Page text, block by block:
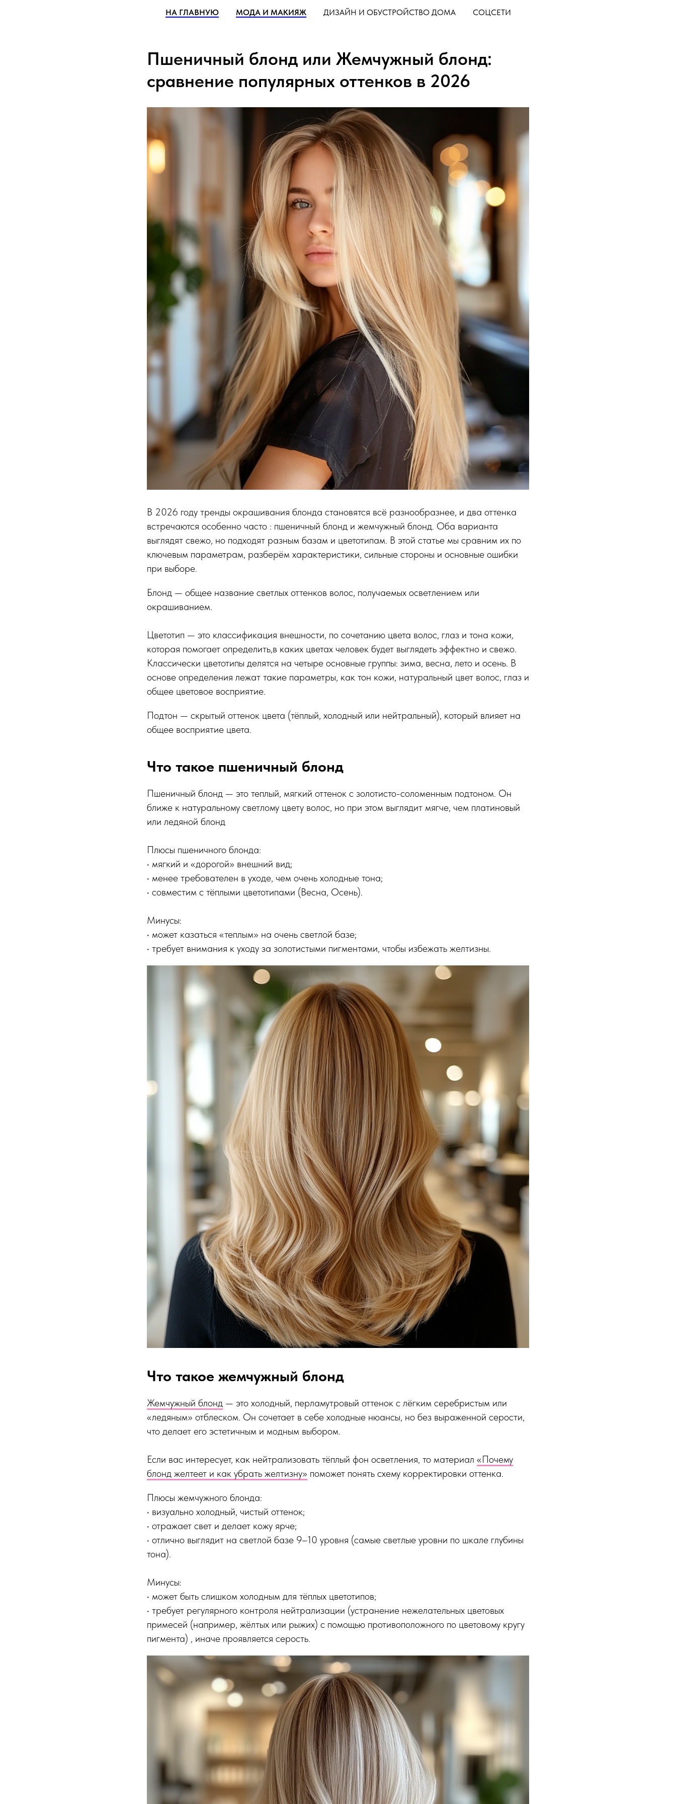
НА ГЛАВНУЮ МОДА И МАКИЯЖ ДИЗАЙН И ОБУСТРОЙСТВО ДОМА СОЦСЕТИ
Пшеничный блонд или Жемчужный блонд:
сравнение популярных оттенков в 2026
В 2026 году тренды окрашивания блонда становятся всё разнообразнее, и два оттенка
встречаются особенно часто : пшеничный блонд и жемчужный блонд. Оба варианта
выглядят свежо, но подходят разным базам и цветотипам. В этой статье мы сравним их по
ключевым параметрам, разберём характеристики, сильные стороны и основные ошибки
при выборе.
Блонд — общее название светлых оттенков волос, получаемых осветлением или
окрашиванием.
Цветотип — это классификация внешности, по сочетанию цвета волос, глаз и тона кожи,
которая помогает определить,в каких цветах человек будет выглядеть эффектно и свежо.
Классически цветотипы делятся на четыре основные группы: зима, весна, лето и осень. В
основе определения лежат такие параметры, как тон кожи, натуральный цвет волос, глаз и
общее цветовое восприятие.
Подтон — скрытый оттенок цвета (тёплый, холодный или нейтральный), который влияет на
общее восприятие цвета.
Что такое пшеничный блонд
Пшеничный блонд — это теплый, мягкий оттенок с золотисто-соломенным подтоном. Он
ближе к натуральному светлому цвету волос, но при этом выглядит мягче, чем платиновый
или ледяной блонд
Плюсы пшеничного блонда:
• мягкий и «дорогой» внешний вид;
• менее требователен в уходе, чем очень холодные тона;
• совместим с тёплыми цветотипами (Весна, Осень).
Минусы:
• может казаться «теплым» на очень светлой базе;
• требует внимания к уходу за золотистыми пигментами, чтобы избежать желтизны.
Что такое жемчужный блонд
Жемчужный блонд — это холодный, перламутровый оттенок с лёгким серебристым или
«ледяным» отблеском. Он сочетает в себе холодные нюансы, но без выраженной серости,
что делает его эстетичным и модным выбором.
Если вас интересует, как нейтрализовать тёплый фон осветления, то материал «Почему
блонд желтеет и как убрать желтизну» поможет понять схему корректировки оттенка.
Плюсы жемчужного блонда:
• визуально холодный, чистый оттенок;
• отражает свет и делает кожу ярче;
• отлично выглядит на светлой базе 9–10 уровня (самые светлые уровни по шкале глубины
тона).
Минусы:
• может быть слишком холодным для тёплых цветотипов;
• требует регулярного контроля нейтрализации (устранение нежелательных цветовых
примесей (например, жёлтых или рыжих) с помощью противоположного по цветовому кругу
пигмента) , иначе проявляется серость.